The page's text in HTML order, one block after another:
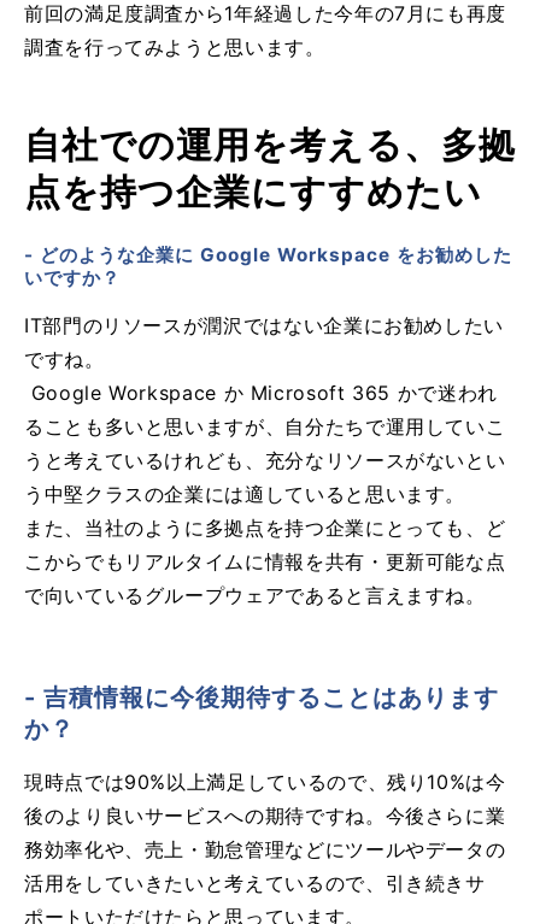
前回の満足度調査から1年経過した今年の7月にも再度
調査を行ってみようと思います。
自社での運用を考える、多拠
点を持つ企業にすすめたい
- どのような企業に Google Workspace をお勧めした
いですか？
IT部門のリソースが潤沢ではない企業にお勧めしたい
ですね。
Google Workspace か Microsoft 365 かで迷われ
ることも多いと思いますが、自分たちで運用していこ
うと考えているけれども、充分なリソースがないとい
う中堅クラスの企業には適していると思います。
また、当社のように多拠点を持つ企業にとっても、ど
こからでもリアルタイムに情報を共有・更新可能な点
で向いているグループウェアであると言えますね。
- 吉積情報に今後期待することはあります
か？
現時点では90%以上満足しているので、残り10%は今
後のより良いサービスへの期待ですね。今後さらに業
務効率化や、売上・勤怠管理などにツールやデータの
活用をしていきたいと考えているので、引き続きサ
ポートいただけたらと思っています。